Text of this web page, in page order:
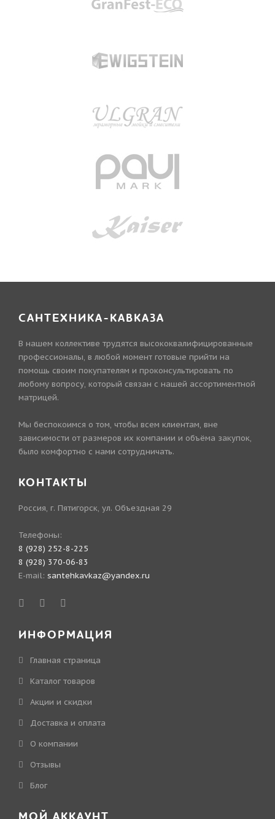
САНТЕХНИКА-КАВКАЗА
В нашем коллективе трудятся высококвалифицированные
профессионалы, в любой момент готовые прийти на
помощь своим покупателям и проконсультировать по
любому вопросу, который связан с нашей ассортиментной
матрицей.
Мы беспокоимся о том, чтобы всем клиентам, вне
зависимости от размеров их компании и объёма закупок,
было комфортно с нами сотрудничать.
КОНТАКТЫ
Россия, г. Пятигорск, ул. Объездная 29
Телефоны:
8 (928) 252-8-225
8 (928) 370-06-83
E-mail: santehkavkaz@yandex.ru
ИНФОРМАЦИЯ
Главная страница
Каталог товаров
Акции и скидки
Доставка и оплата
О компании
Отзывы
Блог